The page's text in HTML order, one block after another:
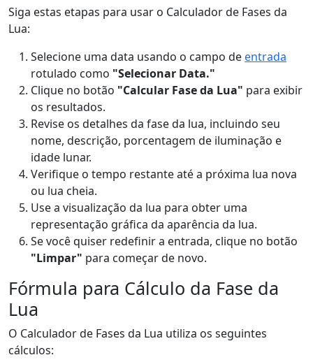
Siga estas etapas para usar o Calculador de Fases da
Lua:
Selecione uma data usando o campo deentrada
rotulado como "Selecionar Data."
Clique no botão "Calcular Fase da Lua" para exibir
os resultados.
Revise os detalhes da fase da lua, incluindo seu
nome, descrição, porcentagem de iluminação e
idade lunar.
Verifique o tempo restante até a próxima lua nova
ou lua cheia.
Use a visualização da lua para obter uma
representação gráfica da aparência da lua.
Se você quiser redefinir a entrada, clique no botão
"Limpar" para começar de novo.
Fórmula para Cálculo da Fase da
Lua
O Calculador de Fases da Lua utiliza os seguintes
cálculos: